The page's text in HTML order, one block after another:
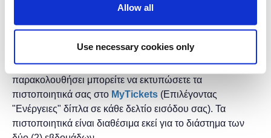
Allow all
Use necessary cookies only
ένα, αυτό που σας βολεύει περισσότερο σε ώρες και
* Μετά το τέλος τον μαθημάτων και αφού το έχετε
παρακολουθήσει μπορείτε να εκτυπώσετε τα
πιστοποιητικά ​σας στο MyTickets (Επιλέγοντας
"Ενέργειες" δίπλα σε κάθε δελτίο εισόδου σας). Τα
πιστοποιητικά είναι διαθέσιμα εκεί για το διάστημα των